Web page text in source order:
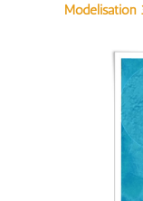
Modélisation